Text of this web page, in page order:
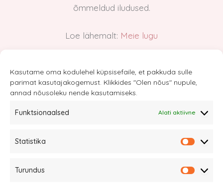
Kasutame oma kodulehel küpsisefaile, et pakkuda sulle
parimat kasutajakogemust. Klikkides "Olen nõus" nupule,
annad nõusoleku nende kasutamiseks.
Funktsionaalsed Alati aktiivne
Statistika
Turundus
õmmeldud iludused.
Loe lähemalt: Meie lugu